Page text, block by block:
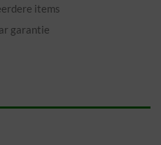
items
garantie